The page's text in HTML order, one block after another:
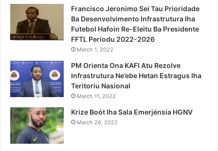
Francisco Jeronimo Sei Tau Prioridade
Ba Desenvolvimento Infrastrutura Iha
Futebol Hafoin Re-Eleitu Ba Presidente
FFTL Periodu 2022-2026
March 1, 2022
PM Orienta Ona KAFI Atu Rezolve
Infrastrutura Ne’ebe Hetan Estragus Iha
Teritoriu Nasional
March 11, 2022
Krize Boót Iha Sala Emerjénsia HGNV
March 26, 2022